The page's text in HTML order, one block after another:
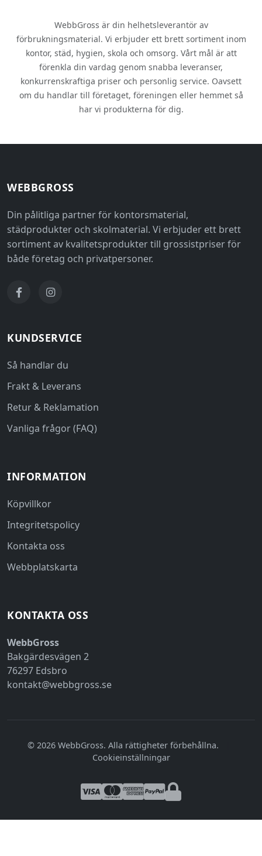
WebbGross är din helhetsleverantör av
förbrukningsmaterial. Vi erbjuder ett brett sortiment inom
kontor, städ, hygien, skola och omsorg. Vårt mål är att
förenkla din vardag genom snabba leveranser,
konkurrenskraftiga priser och personlig service. Oavsett
om du handlar till företaget, föreningen eller hemmet så
har vi produkterna för dig.
WEBBGROSS
Din pålitliga partner för kontorsmaterial,
städprodukter och skolmaterial. Vi erbjuder ett brett
sortiment av kvalitetsprodukter till grossistpriser för
både företag och privatpersoner.
KUNDSERVICE
Så handlar du
Frakt & Leverans
Retur & Reklamation
Vanliga frågor (FAQ)
INFORMATION
Köpvillkor
Integritetspolicy
Kontakta oss
Webbplatskarta
KONTAKTA OSS
WebbGross
Bakgärdesvägen 2
76297 Edsbro
kontakt@webbgross.se
© 2026 WebbGross. Alla rättigheter förbehållna.
Cookieinställningar